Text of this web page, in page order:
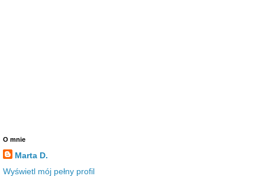
O mnie
Marta D.
Wyświetl mój pełny profil